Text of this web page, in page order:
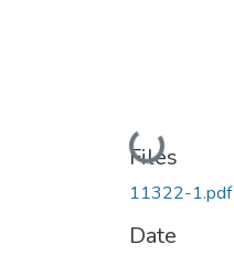
Loading...
Files
11322-1.pdf
Date